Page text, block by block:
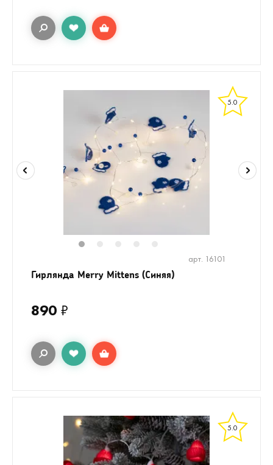
5.0
арт. 16101
Гирлянда Merry Mittens (Синяя)
890 ₽
5.0